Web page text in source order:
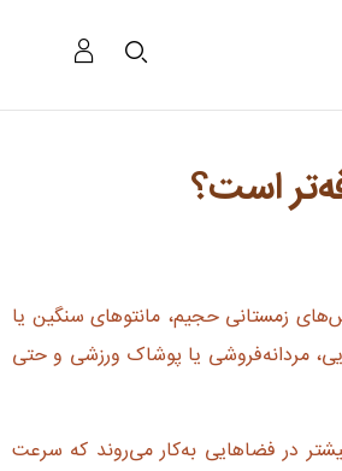
است؟
زمستانی حجیم، مانتوهای سنگین یا
مردانه‌فروشی یا پوشاک ورزشی و حتی
در فضاهایی به‌کار می‌روند که سرعت